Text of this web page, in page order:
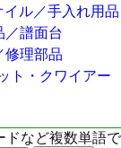
イル／手入れ用品
／譜面台
修理部品
ト・クワイアー
など複数単語で